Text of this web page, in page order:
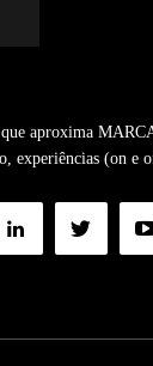
aproxima
experiências (on e